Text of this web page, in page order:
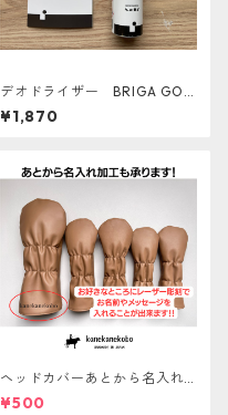
デオドライザー BRIGA GOL
F
¥1,870
ヘッドカバーあとから名入れ
サービス
¥500